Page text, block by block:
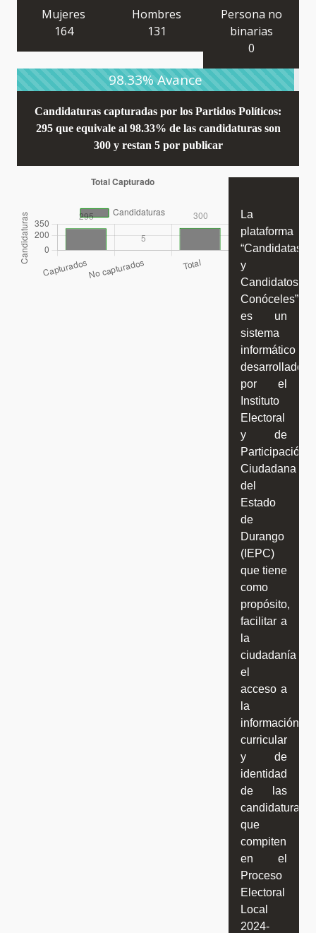
Mujeres
164
Hombres
131
Persona no
binarias
0
98.33% Avance
Candidaturas capturadas por los Partidos Políticos:
295 que equivale al 98.33% de las candidaturas son
300 y restan 5 por publicar
La
plataforma
“Candidatas
y
Candidatos,
Conóceles”,
es un
sistema
informático
desarrollado
por el
Instituto
Electoral
y de
Participación
Ciudadana
del
Estado
de
Durango
(IEPC)
que tiene
como
propósito,
facilitar a
la
ciudadanía
el
acceso a
la
información
curricular
y de
identidad
de las
candidaturas
que
compiten
en el
Proceso
Electoral
Local
2024-